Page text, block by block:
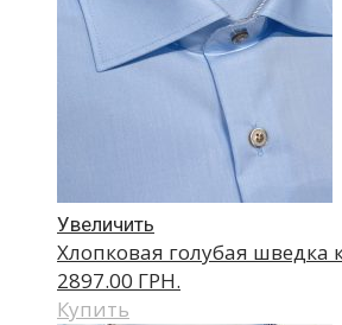
Увеличить
Хлопковая голубая шведка
2897.00 ГРН.
Купить